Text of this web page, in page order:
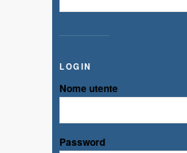
LOGIN
Nome utente
Password